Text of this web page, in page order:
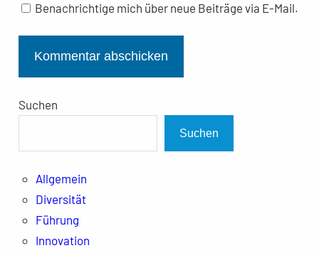
Benachrichtige mich über neue Beiträge via E-Mail.
Suchen
Suchen
Allgemein
Diversität
Führung
Innovation